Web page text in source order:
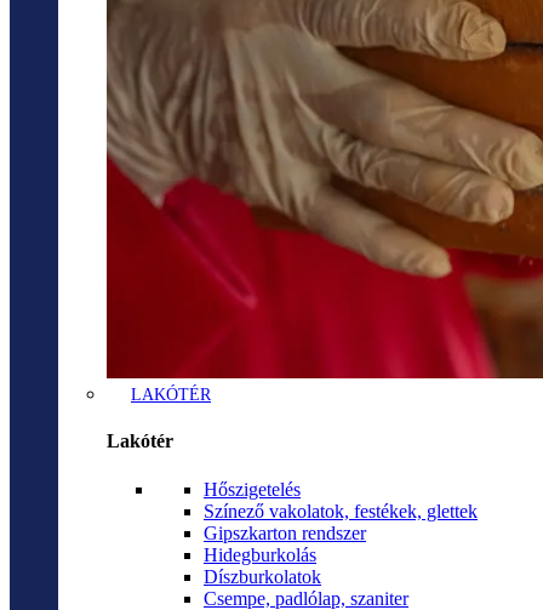
LAKÓTÉR
Lakótér
Hőszigetelés
Színező vakolatok, festékek, glettek
Gipszkarton rendszer
Hidegburkolás
Díszburkolatok
Csempe, padlólap, szaniter